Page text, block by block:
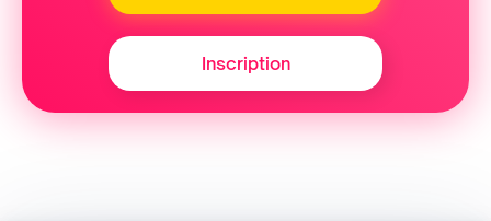
Inscription